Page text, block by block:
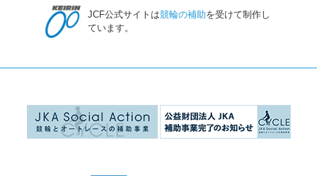
JCF公式サイトは競輪の補助を受けて制作し
ています。